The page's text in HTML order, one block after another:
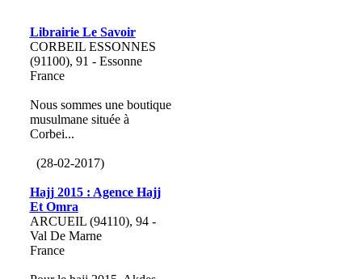
Librairie Le Savoir
CORBEIL ESSONNES
(91100), 91 - Essonne
France
Nous sommes une boutique
musulmane située à
Corbei...
(28-02-2017)
Hajj 2015 : Agence Hajj
Et Omra
ARCUEIL (94110), 94 -
Val De Marne
France